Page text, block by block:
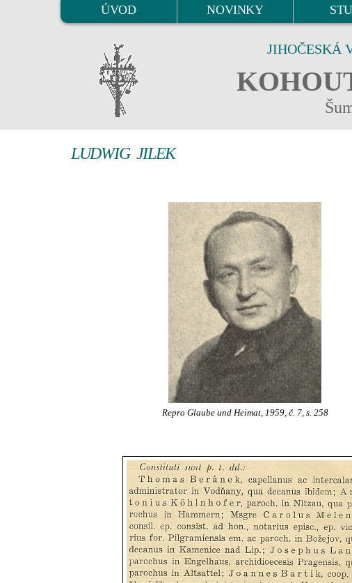
ÚVOD NOVINKY
JIHOČESKÁ
LUDWIG JILEK
Repro Glaube und Heimat, 1959, č. 7, s. 258